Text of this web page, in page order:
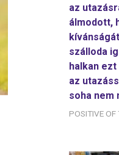
az
álmodott,
szálloda
halkan
az
soha nem
POSITIVE OF